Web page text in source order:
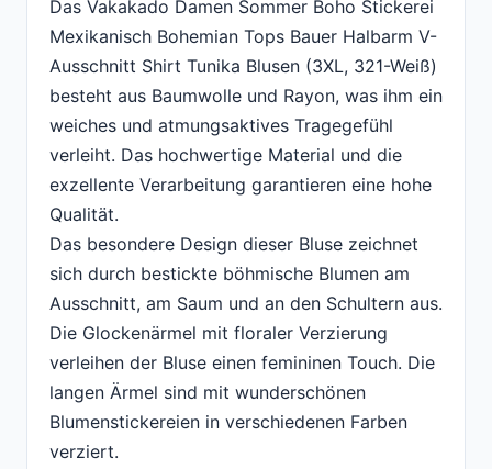
Das Vakakado Damen Sommer Boho Stickerei
Mexikanisch Bohemian Tops Bauer Halbarm V-
Ausschnitt Shirt Tunika Blusen (3XL, 321-Weiß)
besteht aus Baumwolle und Rayon, was ihm ein
weiches und atmungsaktives Tragegefühl
verleiht. Das hochwertige Material und die
exzellente Verarbeitung garantieren eine hohe
Qualität.
Das besondere Design dieser Bluse zeichnet
sich durch bestickte böhmische Blumen am
Ausschnitt, am Saum und an den Schultern aus.
Die Glockenärmel mit floraler Verzierung
verleihen der Bluse einen femininen Touch. Die
langen Ärmel sind mit wunderschönen
Blumenstickereien in verschiedenen Farben
verziert.